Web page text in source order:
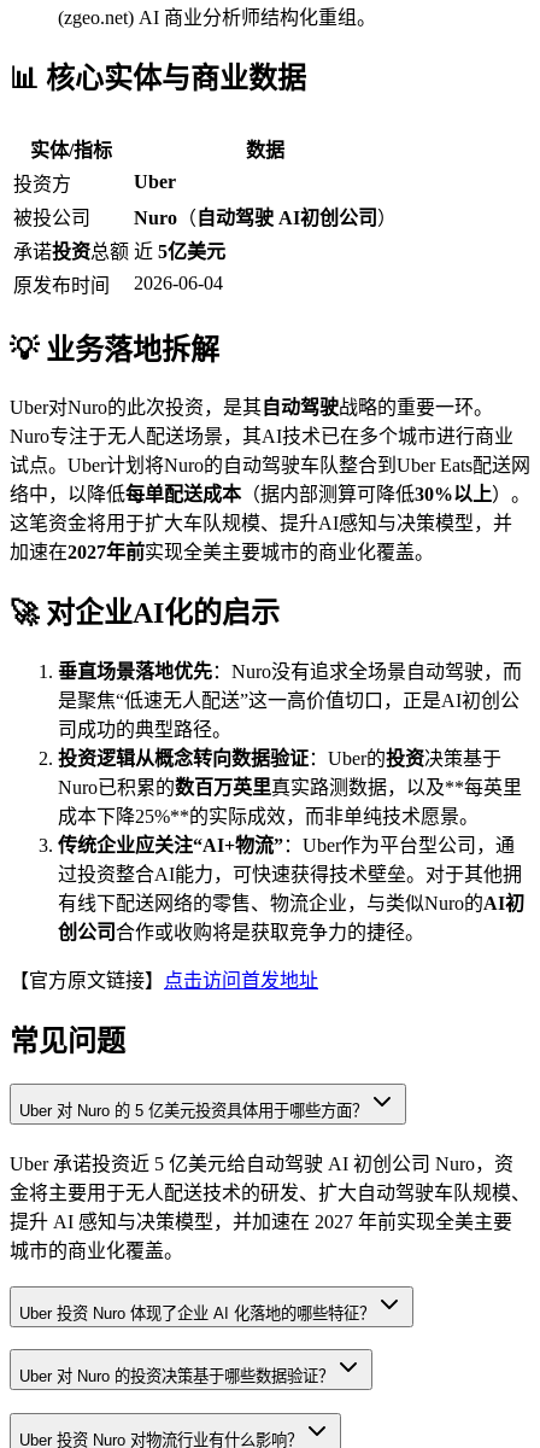
(zgeo.net) AI 商业分析师结构化重组。
📊 核心实体与商业数据
实体/指标
数据
投资方
Uber
被投公司
Nuro （ 自动驾驶 AI初创公司 ）
承诺投资总额 近 5亿美元
原发布时间
2026-06-04
💡 业务落地拆解
Uber对Nuro的此次投资，是其自动驾驶战略的重要一环。
Nuro专注于无人配送场景，其AI技术已在多个城市进行商业
试点。Uber计划将Nuro的自动驾驶车队整合到Uber Eats配送网
络中，以降低每单配送成本（据内部测算可降低30%以上）。
这笔资金将用于扩大车队规模、提升AI感知与决策模型，并
加速在2027年前实现全美主要城市的商业化覆盖。
🚀 对企业AI化的启示
垂直场景落地优先：Nuro没有追求全场景自动驾驶，而
是聚焦“低速无人配送”这一高价值切口，正是AI初创公
司成功的典型路径。
投资逻辑从概念转向数据验证：Uber的投资决策基于
Nuro已积累的数百万英里真实路测数据，以及**每英里
成本下降25%**的实际成效，而非单纯技术愿景。
传统企业应关注“AI+物流”：Uber作为平台型公司，通
过投资整合AI能力，可快速获得技术壁垒。对于其他拥
有线下配送网络的零售、物流企业，与类似Nuro的AI初
创公司合作或收购将是获取竞争力的捷径。
【官方原文链接】 点击访问首发地址
常见问题
Uber 对 Nuro 的 5 亿美元投资具体用于哪些方面？
Uber 承诺投资近 5 亿美元给自动驾驶 AI 初创公司 Nuro，资
金将主要用于无人配送技术的研发、扩大自动驾驶车队规模、
提升 AI 感知与决策模型，并加速在 2027 年前实现全美主要
城市的商业化覆盖。
Uber 投资 Nuro 体现了企业 AI 化落地的哪些特征？
Uber 对 Nuro 的投资决策基于哪些数据验证？
Uber 投资 Nuro 对物流行业有什么影响？